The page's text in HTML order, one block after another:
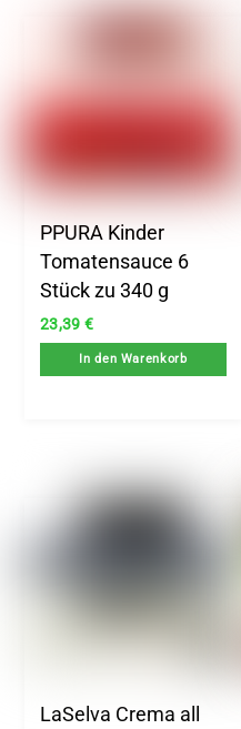
PPURA Kinder
Tomatensauce 6
Stück zu 340 g
23,39 €
In den Warenkorb
LaSelva Crema all